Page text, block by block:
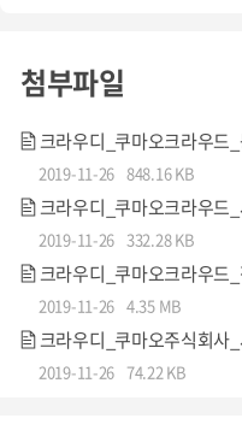
※ 모집 증권의 권리 내용에 대한 더
참고하시면 감사하겠습니다.
첨부파일
크라우디_쿠마오크라우드
2019-11-26 848.16 KB
크라우디_쿠마오크라우드
2019-11-26 332.28 KB
크라우디_쿠마오크라우드
2019-11-26 4.35 MB
크라우디_쿠마오주식회사
2019-11-26 74.22 KB